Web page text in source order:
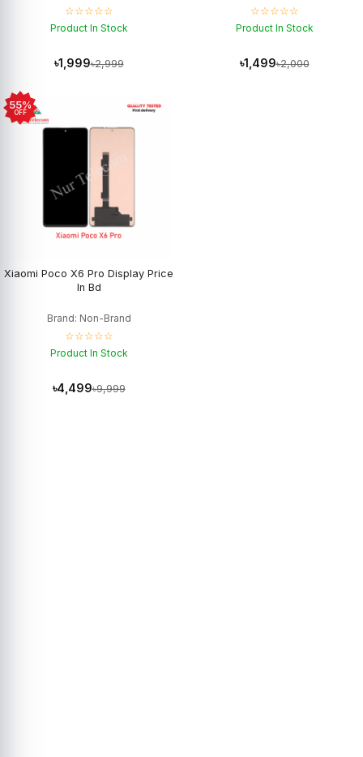
☆☆☆☆☆
Product In Stock
৳1,999৳2,999
☆☆☆☆☆
Product In Stock
৳1,499৳2,000
55%
OFF
Xiaomi Poco X6 Pro Display Price
In Bd
Brand: Non-Brand
☆☆☆☆☆
Product In Stock
৳4,499৳9,999